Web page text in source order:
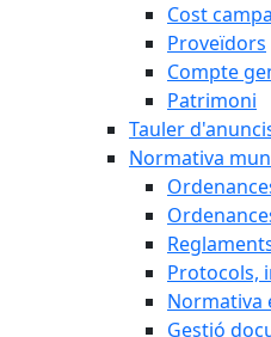
Cost
Proveïdors
Compte
Patrimoni
Tauler
Normativa
Protocols,
Normativa
Gestió